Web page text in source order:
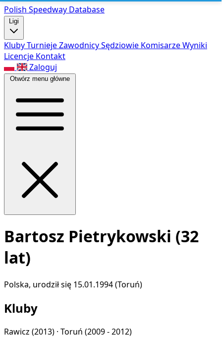
Polish Speedway Database
Ligi
KlubyTurniejeZawodnicySędziowie KomisarzeWyniki
Licencje Kontakt
Zaloguj
Otwórz menu główne
Bartosz Pietrykowski (32
lat)
Polska, urodził się 15.01.1994 (Toruń)
Kluby
Rawicz (2013) · Toruń (2009 - 2012)